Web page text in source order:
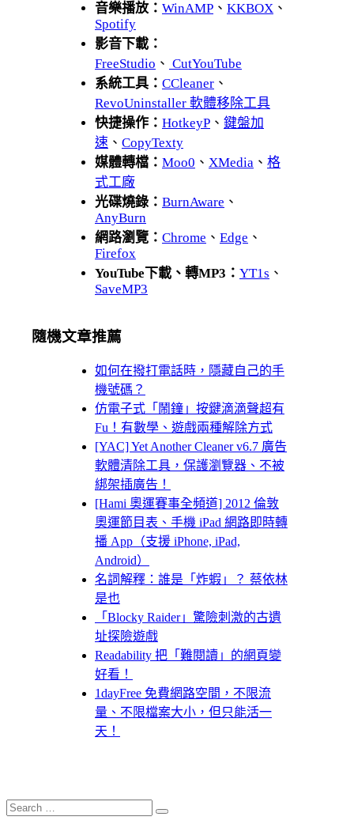
音樂播放： WinAMP 、 KKBOX 、
Spotify
影音下載：
FreeStudio 、 CutYouTube
系統工具： CCleaner 、
RevoUninstaller 軟體移除工具
快捷操作： HotkeyP 、 鍵盤加
速 、 CopyTexty
媒體轉檔： Moo0 、 XMedia 、 格
式工廠
光碟燒錄： BurnAware 、
AnyBurn
網路瀏覽： Chrome 、 Edge 、
Firefox
YouTube下載、轉MP3： YT1s 、
SaveMP3
隨機文章推薦
如何在撥打電話時，隱藏自己的手
機號碼？
仿電子式「鬧鐘」按鍵滴滴聲超有
Fu！有數學、遊戲兩種解除方式
[YAC] Yet Another Cleaner v6.7 廣告
軟體清除工具，保護瀏覽器、不被
綁架插廣告！
[Hami 奧運賽事全頻道] 2012 倫敦
奧運節目表、手機 iPad 網路即時轉
播 App（支援 iPhone, iPad,
Android）
名詞解釋：誰是「炸蝦」？ 蔡依林
是也
「Blocky Raider」驚險刺激的古遺
址探險遊戲
Readability 把「難閱讀」的網頁變
好看！
1dayFree 免費網路空間，不限流
量、不限檔案大小，但只能活一
天！
Search
for:
Search